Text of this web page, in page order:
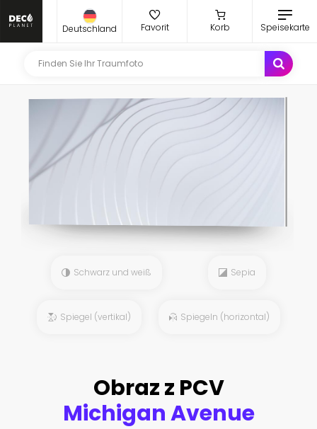
Deutschland Favorit Korb Speisekarte
Schwarz und weiß Sepia
Spiegel (vertikal) Spiegeln (horizontal)
Obraz z PCV
Michigan Avenue